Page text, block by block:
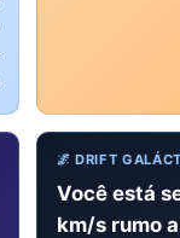
🌌 DRIFT
Você está
km/s rumo